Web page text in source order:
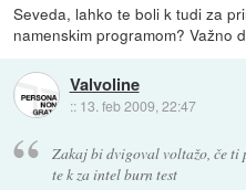
Seveda, lahko te boli k tudi za
namenskim programom? Važno
Valvoline
:: 13. feb 2009, 22:47
Zakaj bi dvigoval voltažo, če ti
te k za intel burn test